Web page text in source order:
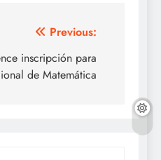
Previous:
inscripción para
de Matemática